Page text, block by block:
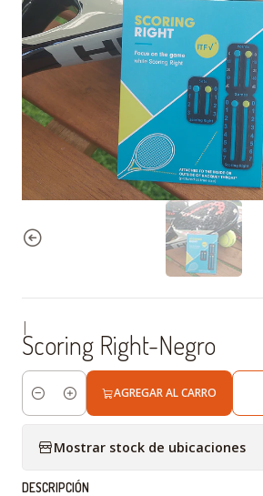
|
Scoring Right-Negro
Cantidad
AGREGAR AL CARRO
Mostrar stock de ubicaciones
DESCRIPCIÓN